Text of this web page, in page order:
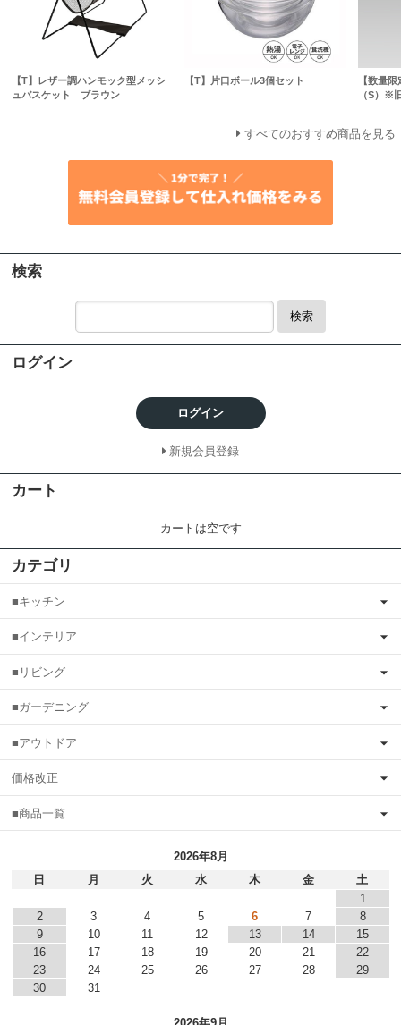
【T】レザー調ハンモック型メッシ
ュバスケット ブラウン
【T】片口ボール3個セット
【数量
（S）※
すべてのおすすめ商品を見る
検索
検索
ログイン
ログイン
新規会員登録
カート
カートは空です
カテゴリ
■キッチン
■インテリア
■リビング
■ガーデニング
■アウトドア
価格改正
■商品一覧
2026年8月
日
月 火 水 木 金
土
1
2
3 4 5 6 7
8
9
10 11 12 13 14
15
16
17 18 19 20 21
22
23
24 25 26 27 28
29
30
31